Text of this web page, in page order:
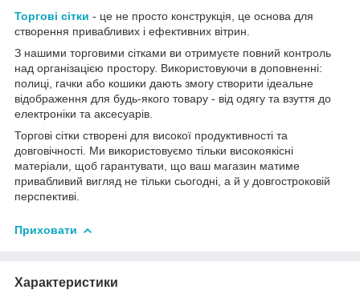
Торгові сітки - це не просто конструкція, це основа для
створення привабливих і ефективних вітрин.
З нашими торговими сітками ви отримуєте повний контроль
над організацією простору. Використовуючи в доповненні:
полиці, гачки або кошики дають змогу створити ідеальне
відображення для будь-якого товару - від одягу та взуття до
електроніки та аксесуарів.
Торгові сітки створені для високої продуктивності та
довговічності. Ми використовуємо тільки високоякісні
матеріали, щоб гарантувати, що ваш магазин матиме
привабливий вигляд не тільки сьогодні, а й у довгостроковій
перспективі.
Приховати
Характеристики